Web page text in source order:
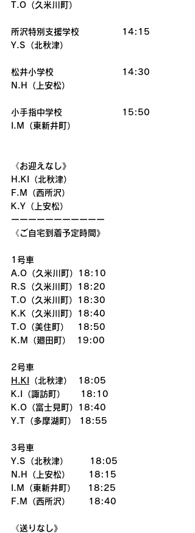
T.O（久米川町）
所沢特別支援学校　　　　　14:15
Y.S（北秋津）
松井小学校　　　　　　　　14:30
N.H（上安松）
小手指中学校　　　　　　　15:50
I.M（東新井町）
《お迎えなし》
H.KI（北秋津）
F.M（西所沢）
K.Y（上安松）
ーーーーーーーーーーー
《ご自宅到着予定時間》
1号車
A.O（久米川町）18:10
R.S（久米川町）18:20
T.O（久米川町）18:30
K.K（久米川町）18:40
T.O（美住町）　18:50
K.M（廻田町）  19:00
2号車
H.KI
（北秋津）  18:05
K.I（諏訪町）     18:10
K.O（富士見町）18:40
Y.T（多摩湖町） 18:55
3号車
Y.S（北秋津）       18:05
N.H（上安松）      18:15
I.M（東新井町）    18:25
F.M（西所沢）      18:40
《送りなし》